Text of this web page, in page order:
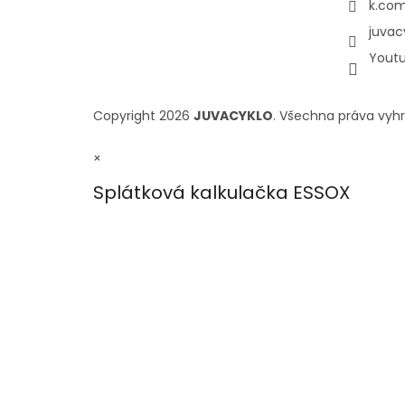
Copyright 2026 JUVACYKLO. Všechna práva
×
Splátková kalkulačka ESSOX